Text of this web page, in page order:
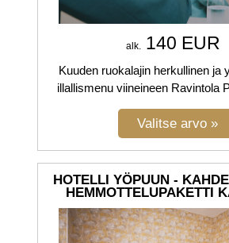
alk. 140 EUR
Kuuden ruokalajin herkullinen ja
illallismenu viineineen Ravintola
HOTELLI YÖPUUN -
HEMMOTTELUPAKETTI